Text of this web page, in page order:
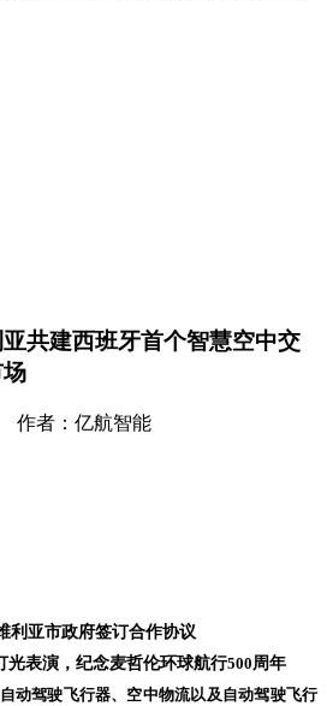
共建西班牙首个智慧空中交
作者：亿航智能
利亚市政府签订合作协议
光表演，纪念麦哲伦环球航行500周年
动驾驶飞行器、空中物流以及自动驾驶飞行